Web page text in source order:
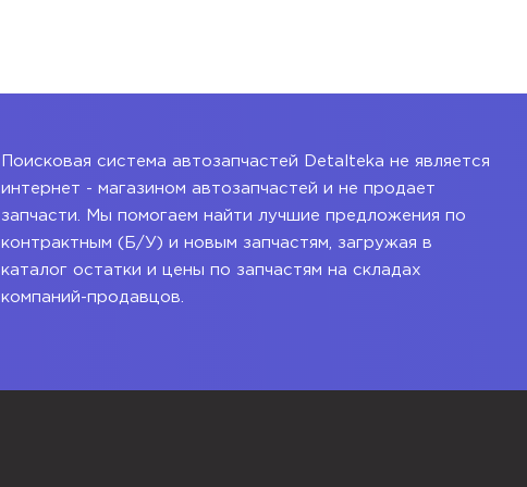
Поисковая система автозапчастей Detalteka не является
интернет - магазином автозапчастей и не продает
запчасти. Мы помогаем найти лучшие предложения по
контрактным (Б/У) и новым запчастям, загружая в
каталог остатки и цены по запчастям на складах
компаний-продавцов.